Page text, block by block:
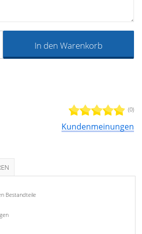
(0)
Kundenmeinungen
In den Warenkorb
Bestandteile